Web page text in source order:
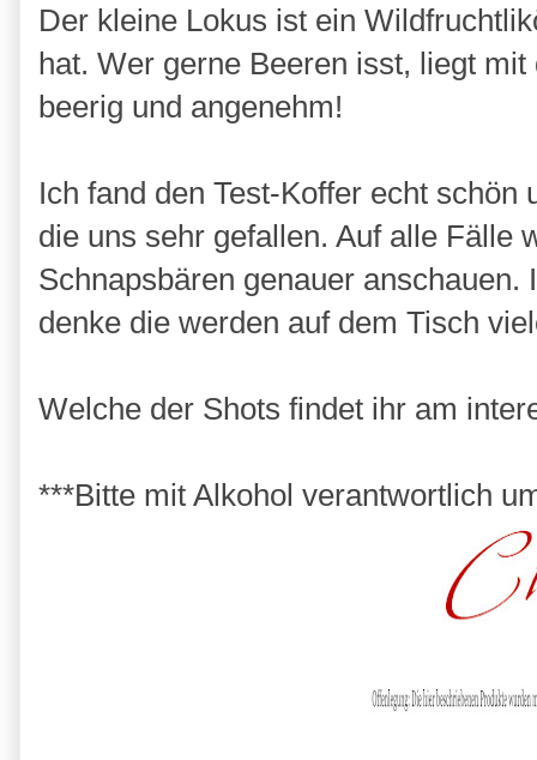
Der kleine Lokus ist ein
hat. Wer gerne Beeren isst, liegt
beerig und angenehm!
Ich fand den Test-Koffer echt
die uns sehr gefallen. Auf alle Fälle
Schnapsbären genauer
denke die werden auf dem Tisch
Welche der Shots findet ihr am
***Bitte mit Alkohol verantwortlich